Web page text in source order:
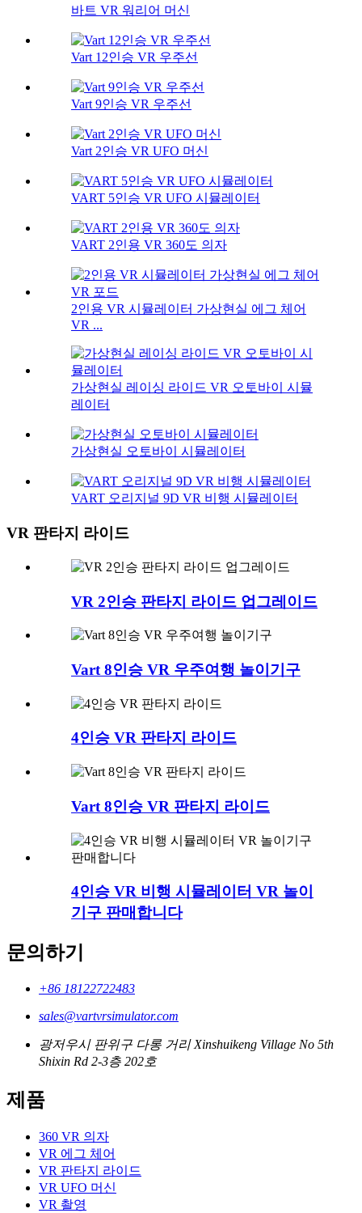
바트 VR 워리어 머신
Vart 12인승 VR 우주선
Vart 9인승 VR 우주선
Vart 2인승 VR UFO 머신
VART 5인승 VR UFO 시뮬레이터
VART 2인용 VR 360도 의자
2인용 VR 시뮬레이터 가상현실 에그 체어
VR ...
가상현실 레이싱 라이드 VR 오토바이 시뮬
레이터
가상현실 오토바이 시뮬레이터
VART 오리지널 9D VR 비행 시뮬레이터
VR 판타지 라이드
VR 2인승 판타지 라이드 업그레이드
Vart 8인승 VR 우주여행 놀이기구
4인승 VR 판타지 라이드
Vart 8인승 VR 판타지 라이드
4인승 VR 비행 시뮬레이터 VR 놀이
기구 판매합니다
문의하기
+86 18122722483
sales@vartvrsimulator.com
광저우시 판위구 다롱 거리 Xinshuikeng Village No 5th
Shixin Rd 2-3층 202호
제품
360 VR 의자
VR 에그 체어
VR 판타지 라이드
VR UFO 머신
VR 촬영